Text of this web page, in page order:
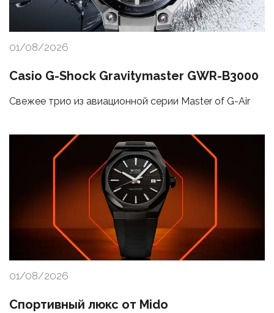
01/08/2026
Casio G-Shock Gravitymaster GWR-B3000
Свежее трио из авиационной серии Master of G-Air
01/08/2026
Спортивный люкс от Mido